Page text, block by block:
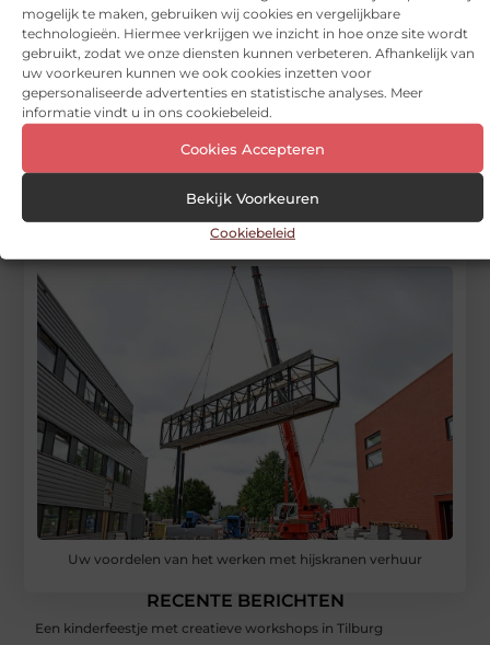
mogelijk te maken, gebruiken wij cookies en vergelijkbare
technologieën. Hiermee verkrijgen we inzicht in hoe onze site wordt
gebruikt, zodat we onze diensten kunnen verbeteren. Afhankelijk van
uw voorkeuren kunnen we ook cookies inzetten voor
gepersonaliseerde advertenties en statistische analyses. Meer
informatie vindt u in ons cookiebeleid.
Cookies Accepteren
Bekijk Voorkeuren
Cookiebeleid
Uw voordelen van het werken met hijskranen verhuur
RECENTE BERICHTEN
Een kinderfeestje met creatieve workshops in Tilburg
Begin vandaag nog
met bloggen op
Vinden nu
Registreer hier